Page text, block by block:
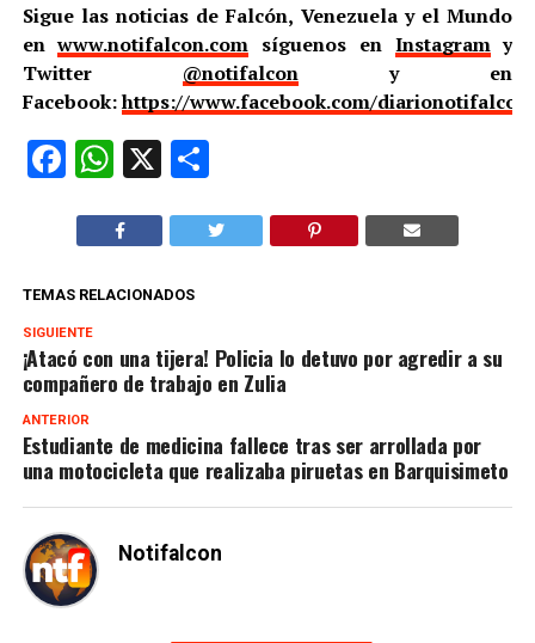
Sigue las noticias de Falcón, Venezuela y el Mundo
enwww.notifalcon.com síguenos en Instagramy
Twitter @notifalcony en
Facebook:https://www.facebook.com/
Facebook
WhatsApp
X Compartir
TEMAS RELACIONADOS
SIGUIENTE
¡Atacó con una tijera! Policia lo detuvo por agredir a su
compañero de trabajo en Zulia
ANTERIOR
Estudiante de medicina fallece tras ser arrollada por
una motocicleta que realizaba piruetas en Barquisimeto
Notifalcon